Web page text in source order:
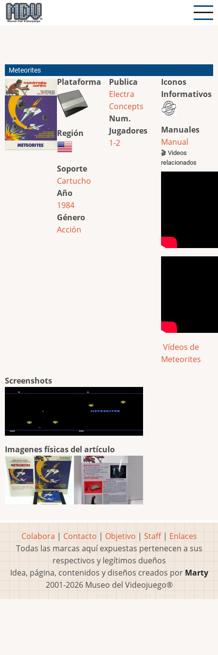
Pasar
al
Meteorites
Plataforma
Región
Soporte
Cartucho
Año
1984
Género
Acción
Publica
Electra
Concepts
Num.
Jugadores
1-2
Iconos
Informativos
Manuales
Manual
🎬 Videos
relacionados
Vídeos de
Meteorites
Screenshots
Imagenes físicas del artículo
Colabora | Contacto | Objetivo | Staff| Enlaces
Todas las marcas aquí expuestas pertenecen a sus
respectivos y legítimos dueños
Idea, página, contenidos y diseños creados por Marty
2001-2026 Museo del Videojuego®